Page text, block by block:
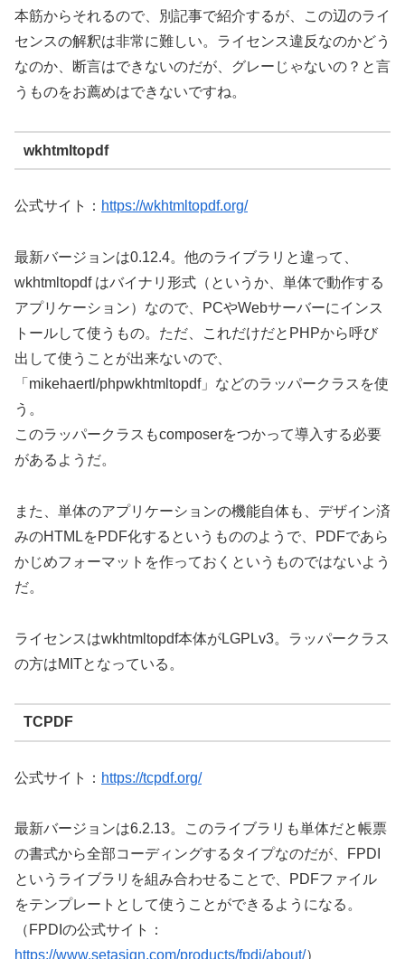
本筋からそれるので、別記事で紹介するが、この辺のライ
センスの解釈は非常に難しい。ライセンス違反なのかどう
なのか、断言はできないのだが、グレーじゃないの？と言
うものをお薦めはできないですね。
wkhtmltopdf
公式サイト： https://wkhtmltopdf.org/
最新バージョンは0.12.4。他のライブラリと違って、
wkhtmltopdf はバイナリ形式（というか、単体で動作する
アプリケーション）なので、PCやWebサーバーにインス
トールして使うもの。ただ、これだけだとPHPから呼び
出して使うことが出来ないので、
「mikehaertl/phpwkhtmltopdf」などのラッパークラスを使
う。
このラッパークラスもcomposerをつかって導入する必要
があるようだ。
また、単体のアプリケーションの機能自体も、デザイン済
みのHTMLをPDF化するというもののようで、PDFであら
かじめフォーマットを作っておくというものではないよう
だ。
ライセンスはwkhtmltopdf本体がLGPLv3。ラッパークラス
の方はMITとなっている。
TCPDF
公式サイト： https://tcpdf.org/
最新バージョンは6.2.13。このライブラリも単体だと帳票
の書式から全部コーディングするタイプなのだが、FPDI
というライブラリを組み合わせることで、PDFファイル
をテンプレートとして使うことができるようになる。
（FPDIの公式サイト：
https://www.setasign.com/products/fpdi/about/）